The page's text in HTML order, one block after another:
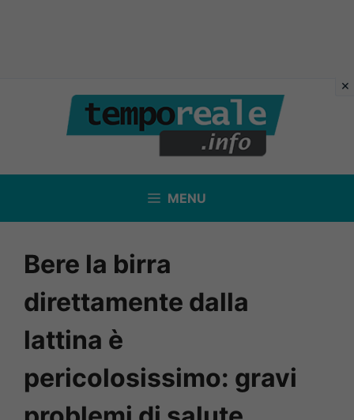
contenuto
MENU
Bere la birra
direttamente dalla
lattina è
pericolosissimo: gravi